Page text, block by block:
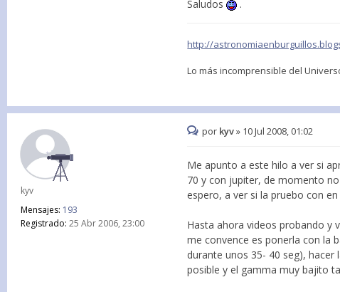
Saludos .
http://
Lo más incomprensible del
kyv
Mensajes: 193
Registrado: 25 Abr 2006, 23:00
por kyv» 10 Jul 2008, 01:02
Me apunto a este hilo a ver si
70 y con jupiter, de momento
espero, a ver si la pruebo con
Hasta ahora videos probando y
me convence es ponerla con la
durante unos 35- 40 seg),
posible y el gamma muy bajito